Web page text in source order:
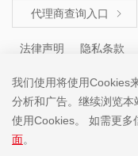
代理商查询入口 
法律声明 隐私条款
咨询热线 ： +86 (755)
我们使用将使用Cookies
分析和广告。继续浏览本
使用Cookies。 如需更多
面。